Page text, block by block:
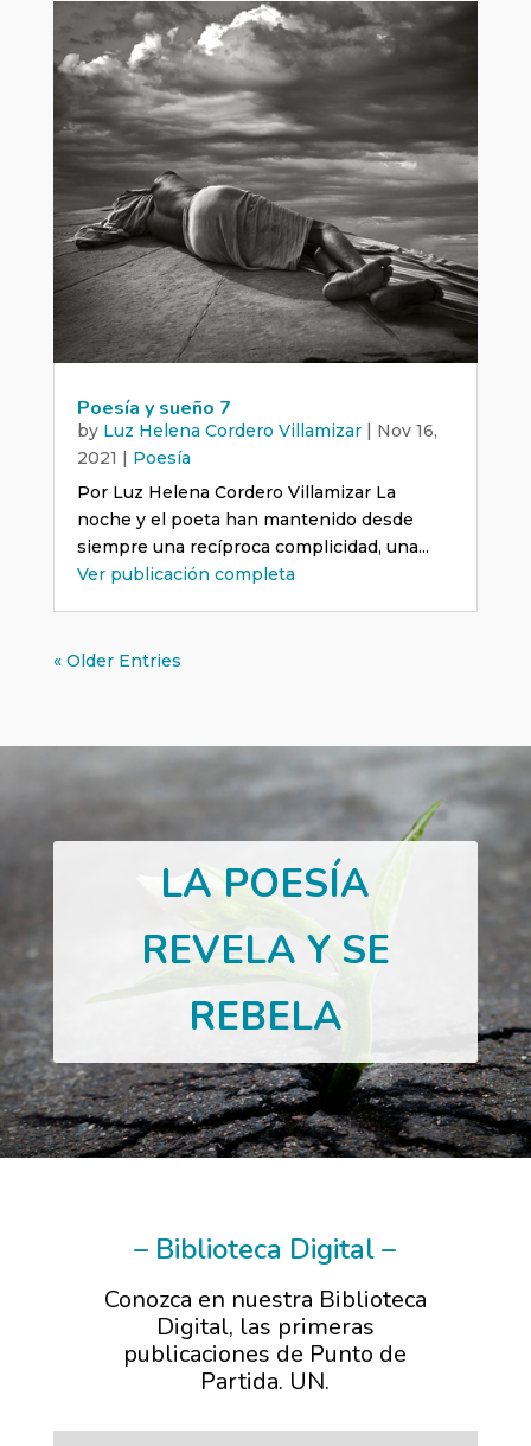
Poesía y sueño 7
by Luz Helena Cordero Villamizar| Nov 16,
2021 | Poesía
Por Luz Helena Cordero Villamizar La
noche y el poeta han mantenido desde
siempre una recíproca complicidad, una...
Ver publicación completa
« Older Entries
LA POESÍA
REVELA Y SE
REBELA
– Biblioteca Digital –
Conozca en nuestra Biblioteca
Digital, las primeras
publicaciones de Punto de
Partida. UN.